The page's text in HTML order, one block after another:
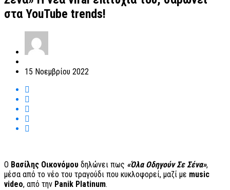
στα YouTube trends!
15 Νοεμβρίου 2022
Ο Βασίλης Οικονόμου δηλώνει πως «Όλα Οδηγούν Σε Σένα»,
μέσα από το νέο του τραγούδι που κυκλοφορεί, μαζί με music
video, από την Panik Platinum.